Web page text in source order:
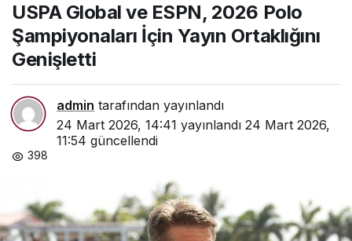
2026 Polo
Şampiyonaları
İçin Yayın
Ortaklığını
USPA Global ve ESPN, 2026 Polo
Şampiyonaları İçin Yayın Ortaklığını
Genişletti
admin tarafından yayınlandı
24 Mart 2026, 14:41 yayınlandı 24 Mart 2026,
11:54 güncellendi
398